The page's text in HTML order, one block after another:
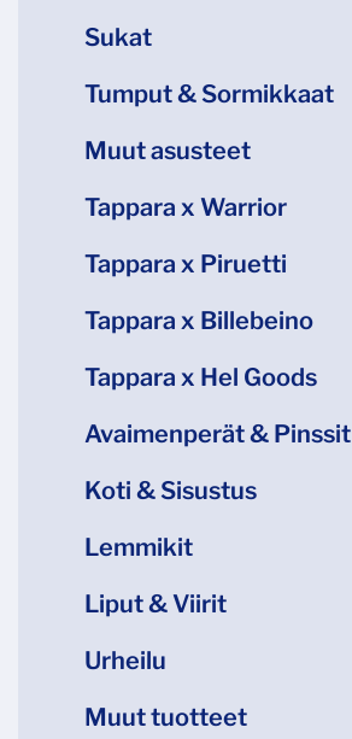
Sukat
Tumput & Sormikkaat
Muut asusteet
Tappara x Warrior
Tappara x Piruetti
Tappara x Billebeino
Tappara x Hel Goods
Avaimenperät & Pinssit
Koti & Sisustus
Lemmikit
Liput & Viirit
Urheilu
Muut tuotteet